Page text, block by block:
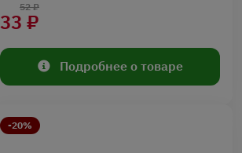
33 ₽
52 ₽
Подробнее о товаре
-20%